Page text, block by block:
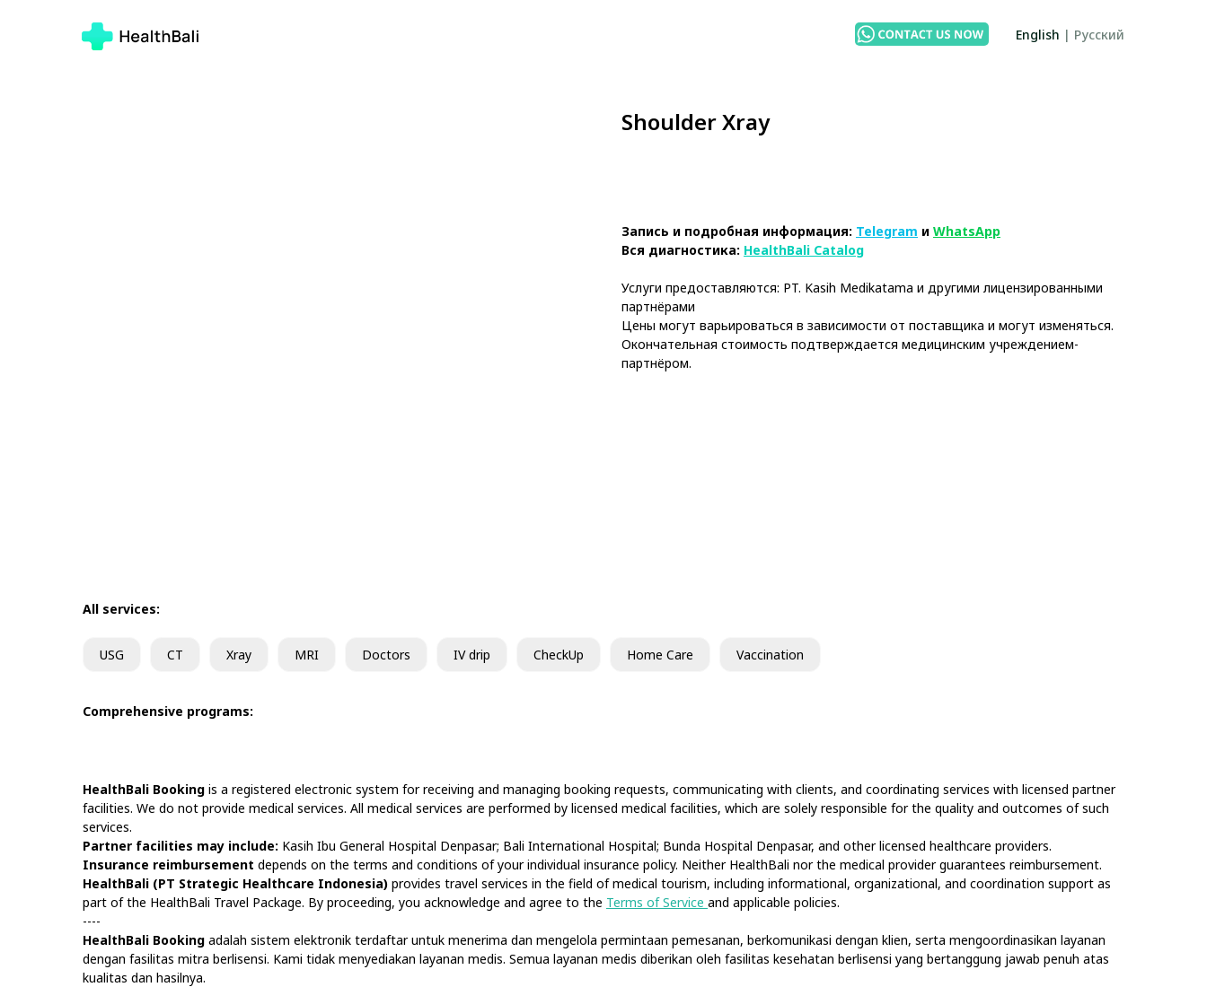
English | Русский
Shoulder Xray
Запись и подробная информация: Telegram и WhatsApp
Вся диагностика: HealthBali Catalog
Услуги предоставляются: PT. Kasih Medikatama и другими лицензированными
партнёрами
Цены могут варьироваться в зависимости от поставщика и могут изменяться.
Окончательная стоимость подтверждается медицинским учреждением-
партнёром.
All services:
USG CT Xray MRI Doctors IV drip CheckUp Home Care Vaccination
Comprehensive programs:
HealthBali Booking is a registered electronic system for receiving and managing booking requests, communicating with clients, and coordinating services with licensed partner
facilities. We do not provide medical services. All medical services are performed by licensed medical facilities, which are solely responsible for the quality and outcomes of such
services.
Partner facilities may include: Kasih Ibu General Hospital Denpasar; Bali International Hospital; Bunda Hospital Denpasar, and other licensed healthcare providers.
Insurance reimbursement depends on the terms and conditions of your individual insurance policy. Neither HealthBali nor the medical provider guarantees reimbursement.
HealthBali (PT Strategic Healthcare Indonesia) provides travel services in the field of medical tourism, including informational, organizational, and coordination support as
part of the HealthBali Travel Package. By proceeding, you acknowledge and agree to the Terms of Service and applicable policies.
----
HealthBali Booking adalah sistem elektronik terdaftar untuk menerima dan mengelola permintaan pemesanan, berkomunikasi dengan klien, serta mengoordinasikan layanan
dengan fasilitas mitra berlisensi. Kami tidak menyediakan layanan medis. Semua layanan medis diberikan oleh fasilitas kesehatan berlisensi yang bertanggung jawab penuh atas
kualitas dan hasilnya.